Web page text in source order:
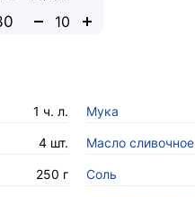
1 ч. л. Мука
4 шт. Масло сливочное
250 г Соль